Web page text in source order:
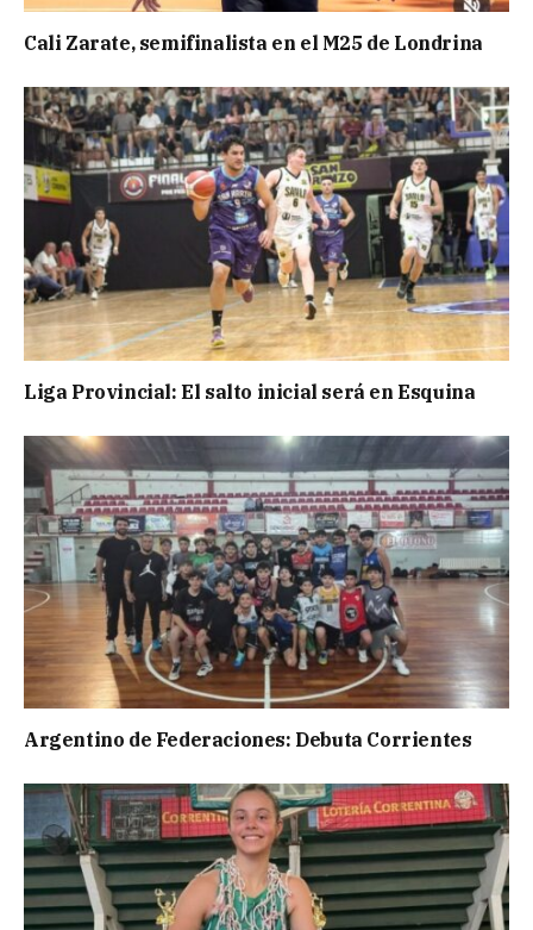
Cali Zarate, semifinalista en el M25 de Londrina
Liga Provincial: El salto inicial será en Esquina
Argentino de Federaciones: Debuta Corrientes